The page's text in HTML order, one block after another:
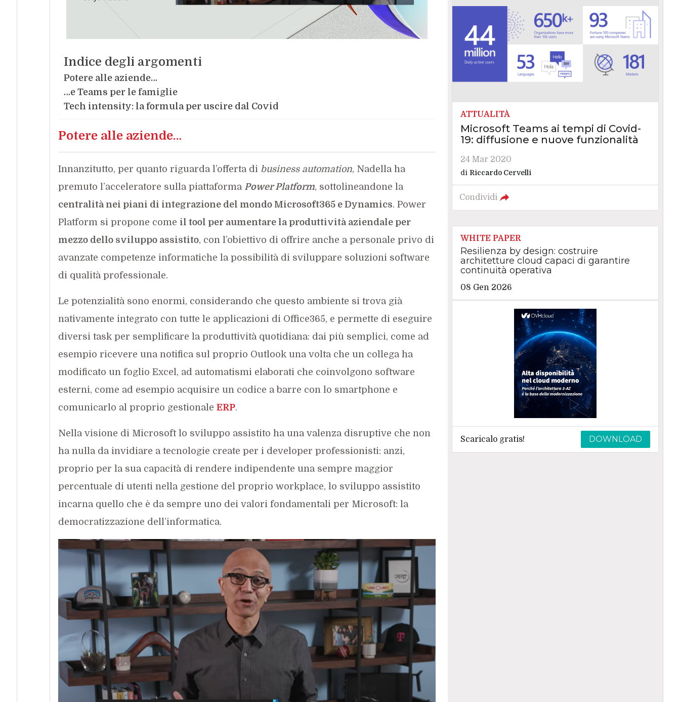
Indice degli argomenti
Potere alle aziende…
…e Teams per le famiglie
Tech intensity: la formula per uscire dal Covid
Potere alle aziende…
Innanzitutto, per quanto riguarda l’offerta di business automation, Nadella ha
premuto l’acceleratore sulla piattaforma Power Platform, sottolineandone la
centralità nei piani di integrazione del mondo Microsoft365 e Dynamics. Power
Platform si propone come il tool per aumentare la produttività aziendale per
mezzo dello sviluppo assistito, con l’obiettivo di offrire anche a personale privo di
avanzate competenze informatiche la possibilità di sviluppare soluzioni software
di qualità professionale.
Le potenzialità sono enormi, considerando che questo ambiente si trova già
nativamente integrato con tutte le applicazioni di Office365, e permette di eseguire
diversi task per semplificare la produttività quotidiana: dai più semplici, come ad
esempio ricevere una notifica sul proprio Outlook una volta che un collega ha
modificato un foglio Excel, ad automatismi elaborati che coinvolgono software
esterni, come ad esempio acquisire un codice a barre con lo smartphone e
comunicarlo al proprio gestionale ERP.
Nella visione di Microsoft lo sviluppo assistito ha una valenza disruptive che non
ha nulla da invidiare a tecnologie create per i developer professionisti: anzi,
proprio per la sua capacità di rendere indipendente una sempre maggior
percentuale di utenti nella gestione del proprio workplace, lo sviluppo assistito
incarna quello che è da sempre uno dei valori fondamentali per Microsoft: la
democratizzazione dell’informatica.
ATTUALITÀ
Microsoft Teams ai tempi di Covid-
19: diffusione e nuove funzionalità
24 Mar 2020
di Riccardo Cervelli
Condividi
WHITE PAPER
Resilienza by design: costruire
architetture cloud capaci di garantire
continuità operativa
08 Gen 2026
Scaricalo gratis! DOWNLOAD